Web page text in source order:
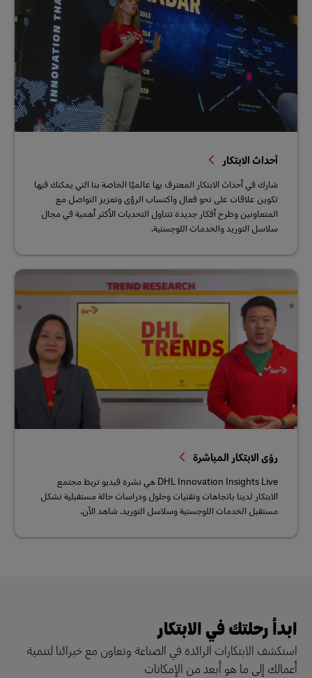
أحداث الابتكار
شارك في أحداث الابتكار المعترف بها عالميًا الخاصة بنا التي يمكنك فيها
تكوين علاقات على نحو فعال واكتساب الرؤى وتعزيز التواصل مع
المتعاونين وطرح أفكار جديدة تتناول التحديات الأكثر أهمية في مجال
سلاسل التوريد والخدمات اللوجستية.
رؤى الابتكار المباشرة
DHL Innovation Insights Live هي نشرة فيديو تربط مجتمع
الابتكار لدينا باتجاهات وتقنيات وحلول ودراسات حالة مستقبلية تشكل
مستقبل الخدمات اللوجستية وسلاسل التوريد. شاهد الآن.
ابدأ رحلتك في الابتكار
استكشف الابتكارات الرائدة في الصناعة وتعاون مع خبرائنا لتنمية
أعمالك إلى ما هو أبعد من الإمكانات